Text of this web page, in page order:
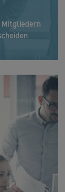
Mitgliedern